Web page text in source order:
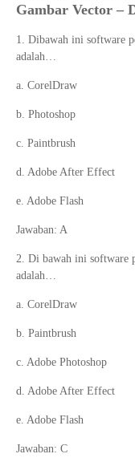
Gambar Vector –
1. Dibawah ini software
adalah…
a. CorelDraw
b. Photoshop
c. Paintbrush
d. Adobe After Effect
e. Adobe Flash
Jawaban: A
2. Di bawah ini software
adalah…
a. CorelDraw
b. Paintbrush
c. Adobe Photoshop
d. Adobe After Effect
e. Adobe Flash
Jawaban: C